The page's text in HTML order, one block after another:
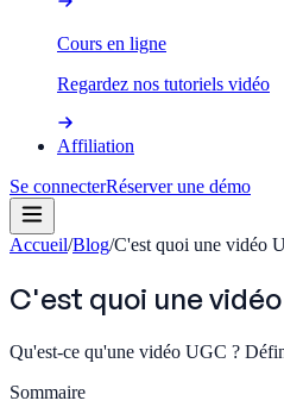
Cours en ligne
Regardez nos tutoriels vidéo
Affiliation
Se connecterRéserver une démo
Accueil/Blog/C'est quoi une vidéo
C'est quoi une
Qu'est-ce qu'une vidéo UGC ?
Sommaire